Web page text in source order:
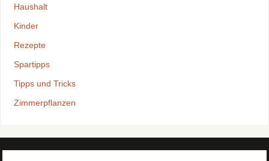
Haushalt
Kinder
Rezepte
Spartipps
Tipps und Tricks
Zimmerpflanzen